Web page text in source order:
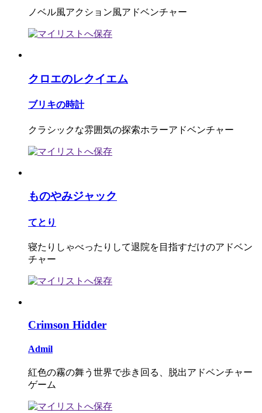
ノベル風アクション風アドベンチャー
クロエのレクイエム
ブリキの時計
クラシックな雰囲気の探索ホラーアドベンチャー
ものやみジャック
てとり
寝たりしゃべったりして退院を目指すだけのアドベン
チャー
Crimson Hidder
Admil
紅色の霧の舞う世界で歩き回る、脱出アドベンチャー
ゲーム